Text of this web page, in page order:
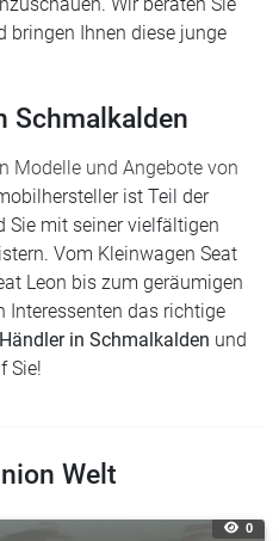
Schmalkalden
ist Teil der
mit seiner vielfältigen
Vom Kleinwagen Seat
Leon bis zum geräumigen
Interessenten das richtige
in Schmalkaldenund
Sie!
Welt